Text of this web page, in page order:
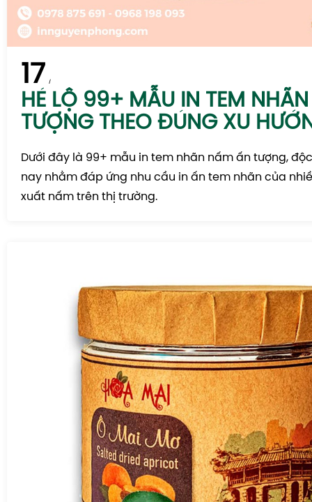
17
HÉ LỘ 99+ MẪU IN TEM
TƯỢNG THEO ĐÚNG XU
Dưới đây là 99+ mẫu in tem nhãn nấm ấn tượng,
nay nhằm đáp ứng nhu cầu in ấn tem nhãn của
xuất nấm trên thị trường.